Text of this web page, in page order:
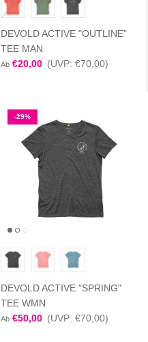
DEVOLD ACTIVE "OUTLINE"
TEE MAN
Ab €20,00 (UVP: €70,00)
-29%
DEVOLD ACTIVE "SPRING"
TEE WMN
Ab €50,00 (UVP: €70,00)